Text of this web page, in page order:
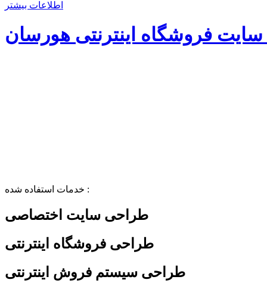
اطلاعات بیشتر
فروشگاه اینترنتی هورسان
خدمات استفاده شده :
طراحی سایت اختصاصی
طراحی فروشگاه اینترنتی
طراحی سیستم فروش اینترنتی